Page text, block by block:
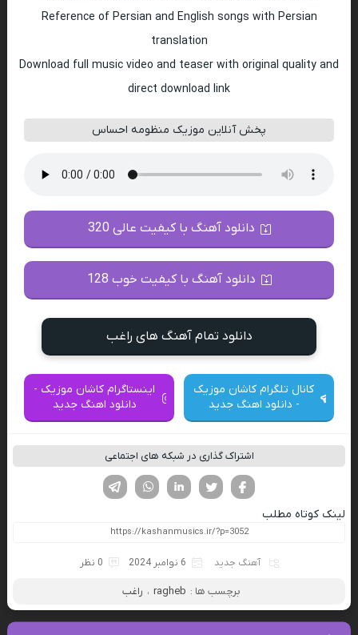
Reference of Persian and English songs with Persian
translation
Download full music video and teaser with original quality and
direct download link
پخش آنلاین موزیک منظومه احساس
دانلود آهنگ با کیفیت عالی 320
دانلود آهنگ با کیفیت خوب 128
دانلود تمام آهنگ های راغب
کانال تلگرام کاشان موزیک
- دانلود اهنگ جدید
اینستاگرام کاشان موزیک -
دانلود اهنگ جدید
اشتراک گذاری در شبکه های اجتماعی
لینکدین تویتر
فیسوک
لینک کوتاه مطلب
آهنگ جدید 6 نوامبر 2024 0 نظر
برچسب ها : ragheb ، راغب